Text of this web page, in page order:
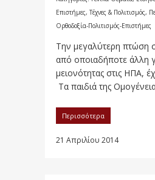
Επιστήμες, Τέχνες & Πολιτισμός,
Ορθοδοξία-Πολιτισμός-Επιστήμες
Την μεγαλύτερη πτώση
από οποιαδήποτε άλλη
μειονότητας στις ΗΠΑ,
Τα παιδιά της
Περισσότερα
21 Απριλίου 2014